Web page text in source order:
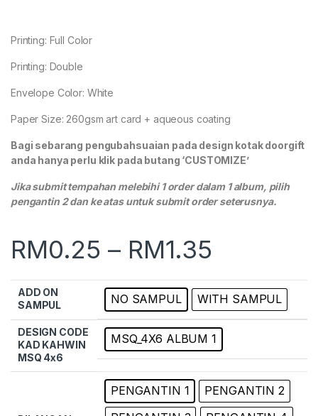
Printing: Full Color
Printing: Double
Envelope Color: White
Paper Size: 260gsm art card + aqueous coating
Bagi sebarang pengubahsuaian pada design kotak doorgift
anda hanya perlu klik pada butang ‘CUSTOMIZE’
Jika submit tempahan melebihi 1 order dalam 1 album, pilih
pengantin 2 dan ke atas untuk submit order seterusnya.
RM0.25 – RM1.35
ADD ON
SAMPUL
NO SAMPUL WITH SAMPUL
DESIGN CODE
KAD KAHWIN
MSQ 4x6
MSQ_4X6 ALBUM 1
PENGANTIN 1
PENGANTIN 2